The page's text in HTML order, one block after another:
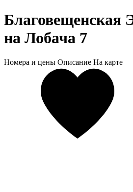
Благовещенская
на Лобача 7
Номера и цены Описание На карте